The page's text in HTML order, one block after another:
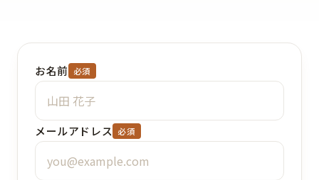
お名前 必須
メールアドレス 必須